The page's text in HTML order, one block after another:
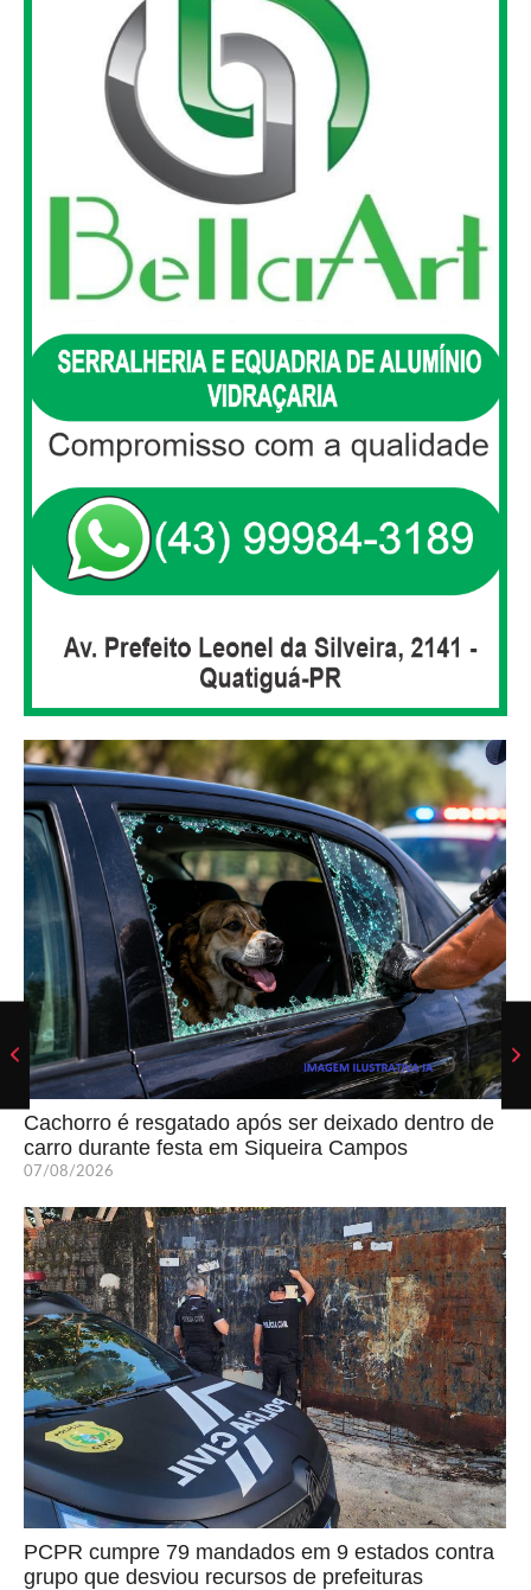
Cachorro é resgatado após ser deixado dentro de
carro durante festa em Siqueira Campos
07/08/2026
PCPR cumpre 79 mandados em 9 estados contra
grupo que desviou recursos de prefeituras